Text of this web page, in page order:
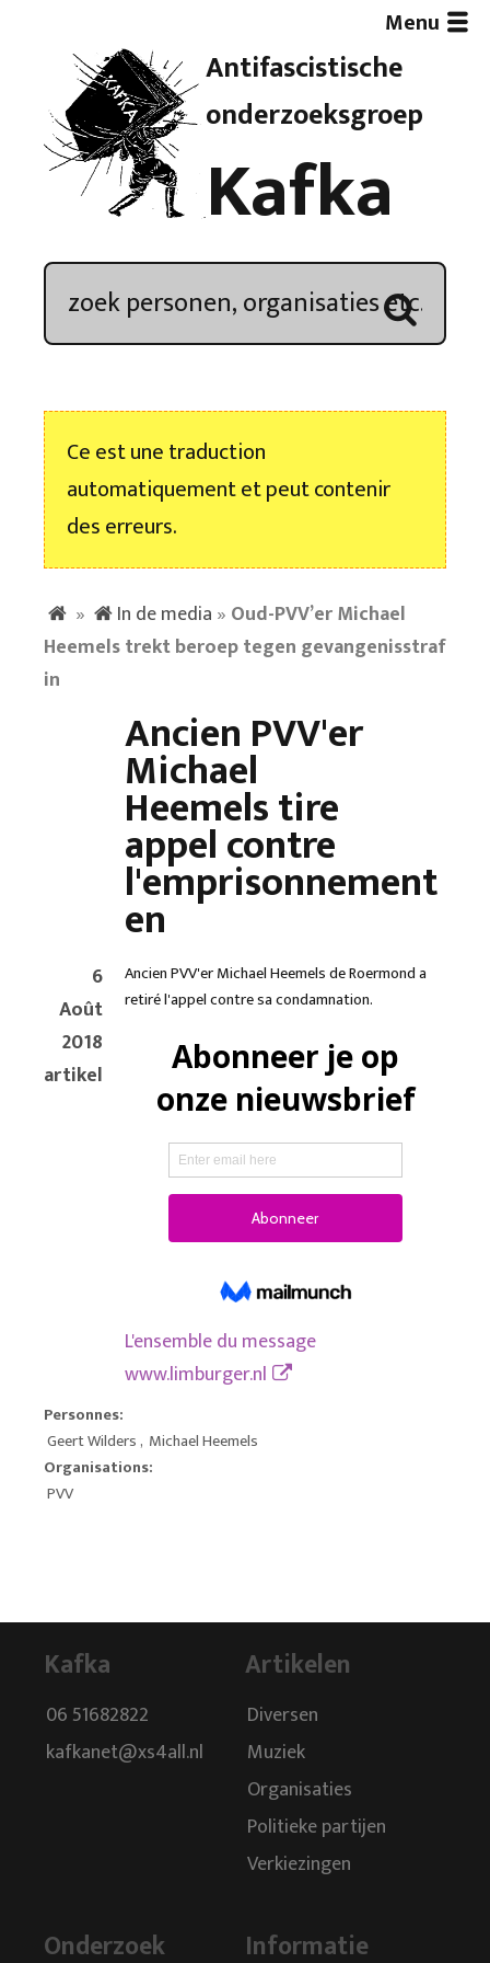
Antifascistische
onderzoeksgroep
Kafka
Menu
Artikelen
Demonstratieoverzicht
Kroniek
Nieuwsbrief
Ce est une traduction
automatiquement et peut contenir
des erreurs.
» In de media » Oud-PVV’er Michael
Heemels trekt beroep tegen gevangenisstraf
in
Ancien PVV'er
Michael
Heemels tire
appel contre
l'emprisonnement
en
6
Août
2018
artikel
Ancien PVV'er Michael Heemels de Roermond a
retiré l'appel contre sa condamnation.
L'ensemble du message
www.limburger.nl
Personnes:
Geert Wilders, Michael Heemels
Organisations:
PVV
Kafka
06 51682822
kafkanet@xs4all.nl
Artikelen
Diversen
Muziek
Organisaties
Politieke partijen
Verkiezingen
Onderzoek Informatie